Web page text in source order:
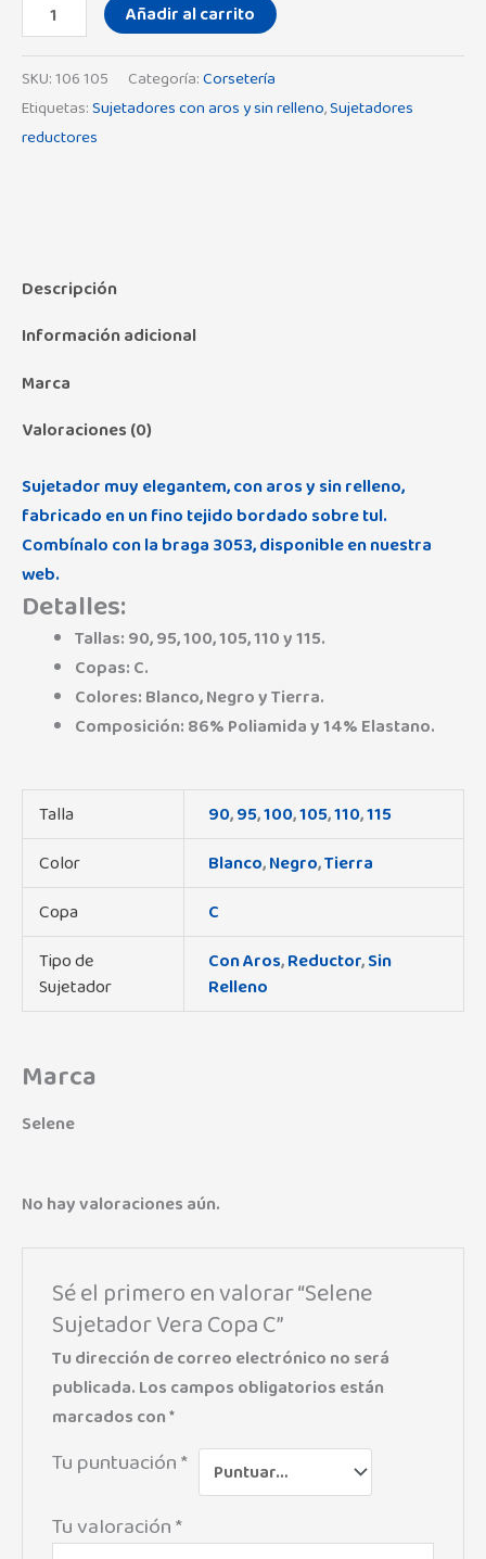
Añadir al carrito
SKU:106 105 Categoría:Corsetería
Etiquetas:Sujetadores con aros y sin relleno,Sujetadores
reductores
Descripción
Información adicional
Marca
Valoraciones (0)
Sujetador muy elegantem, con aros y sin relleno,
fabricado en un fino tejido bordado sobre tul.
Combínalo con la braga 3053, disponible en nuestra
web.
Detalles:
Tallas: 90, 95, 100, 105, 110 y 115.
Copas: C.
Colores: Blanco, Negro y Tierra.
Composición: 86% Poliamida y 14% Elastano.
Talla 90,95,100,105,110,115
Color
Blanco,Negro,Tierra
Copa
C
Tipo de
Sujetador
Con Aros,Reductor,Sin
Relleno
Marca
Selene
No hay valoraciones aún.
Sé el primero en valorar “Selene
Sujetador Vera Copa C”
Tu dirección de correo electrónico no será
publicada.Los campos obligatorios están
marcados con*
Tu puntuación*
Tu valoración*